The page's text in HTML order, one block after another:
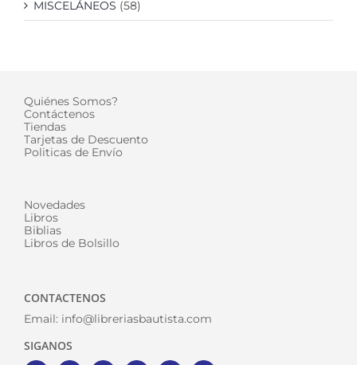
MISCELÁNEOS (58)
Quiénes Somos?
Contáctenos
Tiendas
Tarjetas de Descuento
Politicas de Envío
Novedades
Libros
Biblias
Libros de Bolsillo
CONTACTENOS
Email: info@libreriasbautista.com
SIGANOS